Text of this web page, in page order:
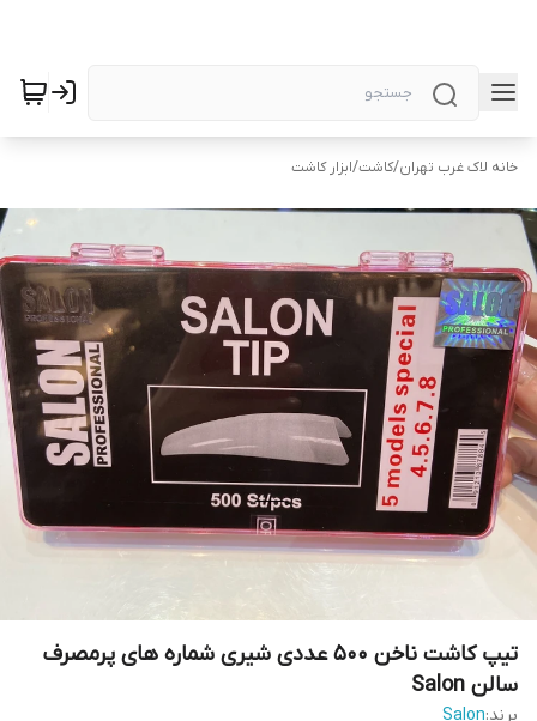
خانه لاک غرب تهران/کاشت/ابزار کاشت
تیپ کاشت ناخن 500 عددی شیری شماره های پرمصرف
سالن Salon
برند:Salon